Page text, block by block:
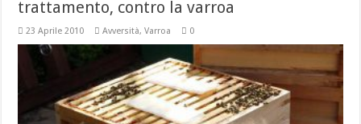
trattamento, contro la varroa
23 Aprile 2010 Avversità,Varroa 0